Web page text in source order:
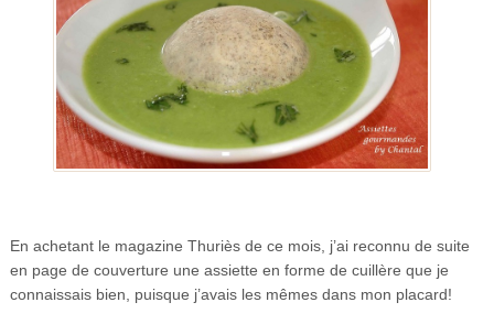
En achetant le magazine Thuriès de ce mois, j’ai reconnu de suite
en page de couverture une assiette en forme de cuillère que je
connaissais bien, puisque j’avais les mêmes dans mon placard!